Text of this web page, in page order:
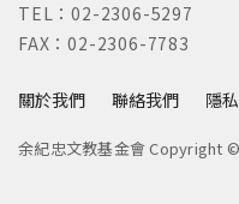
關於我們 聯絡我們 隱
TEL：02-2306-5297
FAX：02-2306-7783
余紀忠文教基金會 Copyright